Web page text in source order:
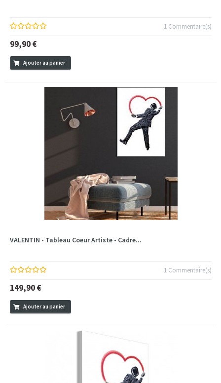
1 Commentaire(s)
99,90 €
Ajouter au panier
VALENTIN - Tableau Coeur Artiste - Cadre...
1 Commentaire(s)
149,90 €
Ajouter au panier